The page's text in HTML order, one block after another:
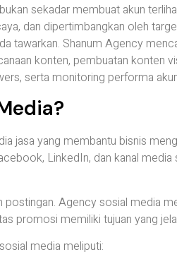
sekadar membuat akun
dan dipertimbangkan oleh
tawarkan. Shanum Agency
konten, pembuatan konten
serta monitoring performa
jasa yang membantu bisnis
LinkedIn, dan kanal media
Agency sosial media
promosi memiliki tujuan yang
media meliputi: